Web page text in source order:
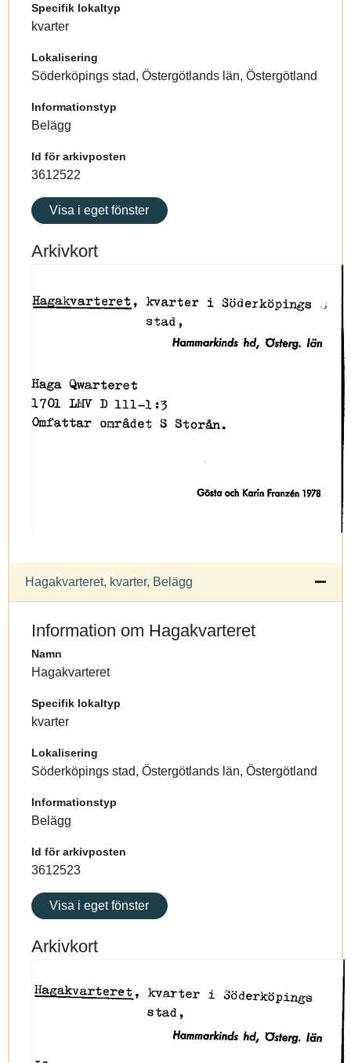
Specifik lokaltyp
kvarter
Lokalisering
Söderköpings stad, Östergötlands län, Östergötland
Informationstyp
Belägg
Id för arkivposten
3612522
Visa i eget fönster
Arkivkort
Hagakvarteret, kvarter, Belägg
Information om Hagakvarteret
Namn
Hagakvarteret
Specifik lokaltyp
kvarter
Lokalisering
Söderköpings stad, Östergötlands län, Östergötland
Informationstyp
Belägg
Id för arkivposten
3612523
Visa i eget fönster
Arkivkort